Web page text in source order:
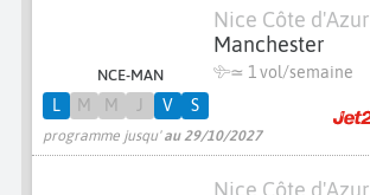
NCE-MAN
Nice Côte d'Azur
Manchester
≃ 1 vol/semaine
programme jusqu'au 29/10/2027
L M M V S
Nice Côte d'Azur